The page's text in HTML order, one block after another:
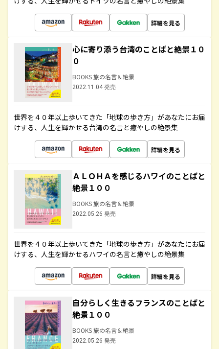
詳細を見る
心に寄り添う台湾のことばと絶景１０
０
BOOKS 旅の名言＆絶景
2022.11.04 発売
世界を４０年以上歩いてきた「地球の歩き方」があなたにお届
けする、人生を輝かせる台湾の名言と癒やしの絶景集
詳細を見る
ＡＬＯＨＡを感じるハワイのことばと
絶景１００
BOOKS 旅の名言＆絶景
2022.05.26 発売
世界を４０年以上歩いてきた「地球の歩き方」があなたにお届
けする、人生を輝かせるハワイの名言と癒やしの絶景集
詳細を見る
自分らしく生きるフランスのことばと
絶景１００
BOOKS 旅の名言＆絶景
2022.05.26 発売